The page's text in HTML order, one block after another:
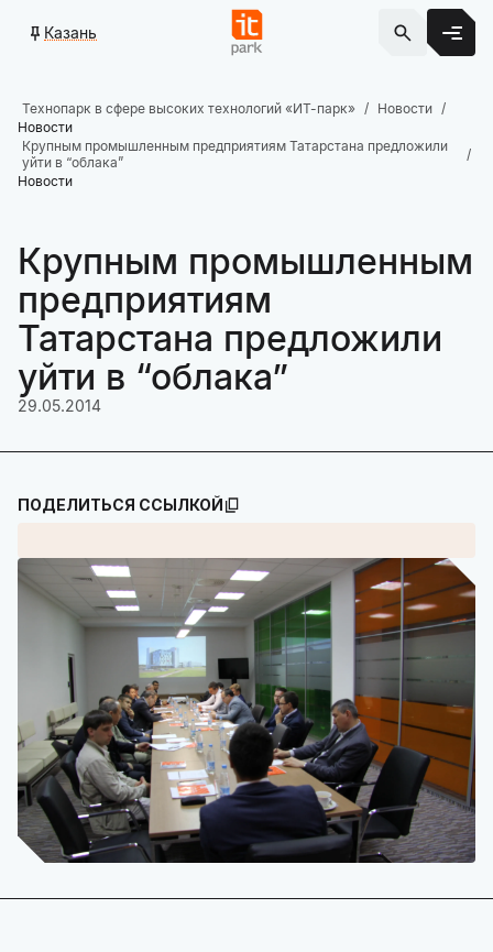
Казань
Технопарк в сфере высоких технологий «ИТ-парк»
Новости
Новости
Крупным промышленным предприятиям Татарстана предложили
уйти в “облака”
Новости
Крупным промышленным
предприятиям
Татарстана предложили
уйти в “облака”
29.05.2014
ПОДЕЛИТЬСЯ ССЫЛКОЙ